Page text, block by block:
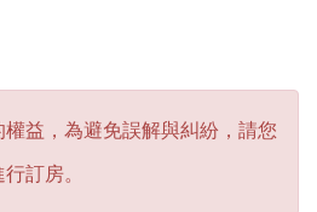
益，為避免誤解與糾紛，請您
訂房。